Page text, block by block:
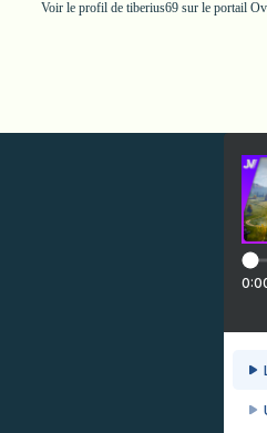
Voir le profil de tiberius69 sur le portail